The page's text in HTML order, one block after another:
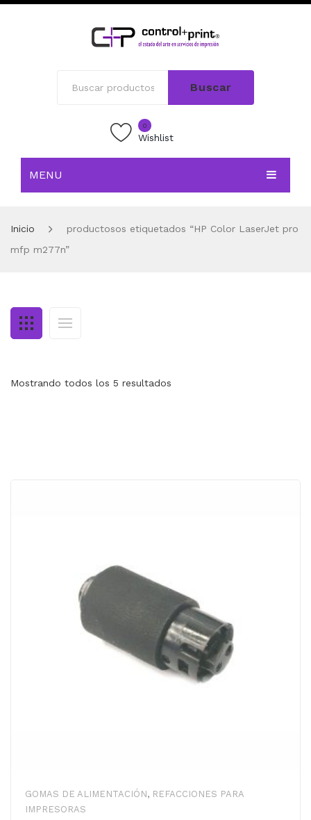
Buscar
0
Wishlist
MENU
TIENDA
MI CUENTA
Inicio
productosos etiquetados “HP Color LaserJet pro
mfp m277n”
Mostrando todos los 5 resultados
GOMAS DE ALIMENTACIÓN, REFACCIONES PARA
IMPRESORAS